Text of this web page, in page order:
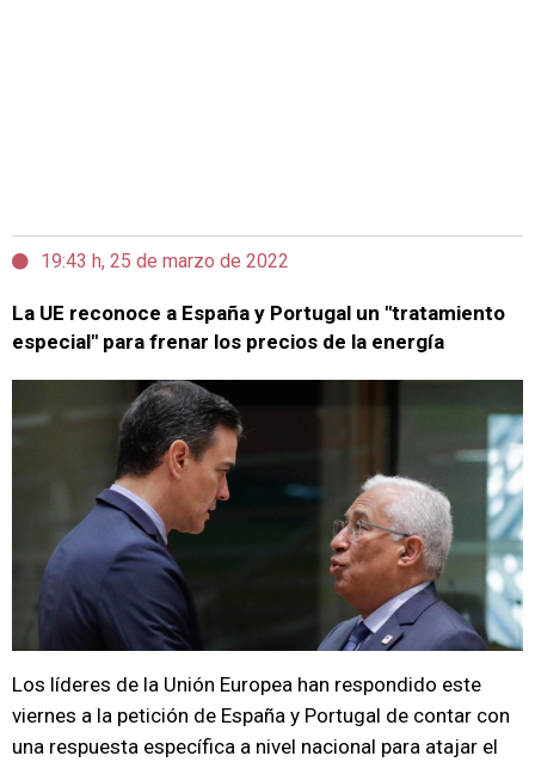
19:43 h, 25 de marzo de 2022
La UE reconoce a España y Portugal un "tratamiento
especial" para frenar los precios de la energía
Los líderes de la Unión Europea han respondido este
viernes a la petición de España y Portugal de contar con
una respuesta específica a nivel nacional para atajar el